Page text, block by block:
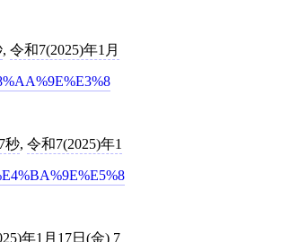
, 令和7(2025)年1月
秒, 令和7(2025)年1
年1月17日(金) 7